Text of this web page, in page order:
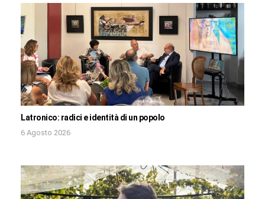
Latronico: radici e identità di un popolo
6 Agosto 2026